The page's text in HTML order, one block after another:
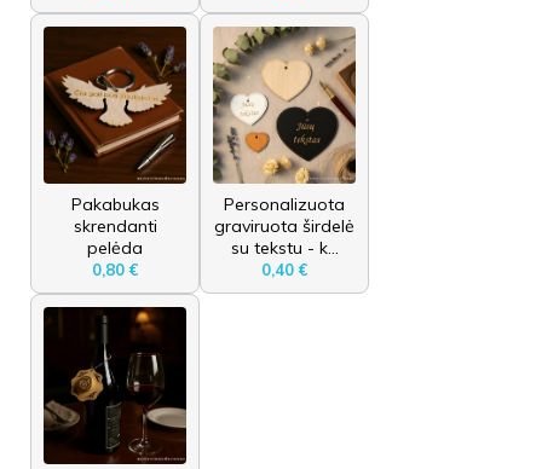
Pakabukas
skrendanti
pelėda
0,80 €
Personalizuota
graviruota širdelė
su tekstu - k...
0,40 €